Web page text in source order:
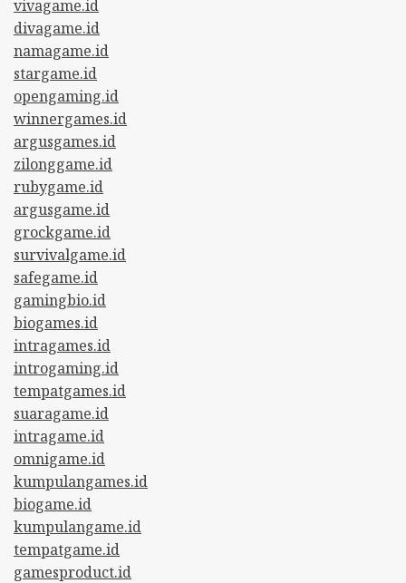
vivagame.id
divagame.id
namagame.id
stargame.id
opengaming.id
winnergames.id
argusgames.id
zilonggame.id
rubygame.id
argusgame.id
grockgame.id
survivalgame.id
safegame.id
gamingbio.id
biogames.id
intragames.id
introgaming.id
tempatgames.id
suaragame.id
intragame.id
omnigame.id
kumpulangames.id
biogame.id
kumpulangame.id
tempatgame.id
gamesproduct.id